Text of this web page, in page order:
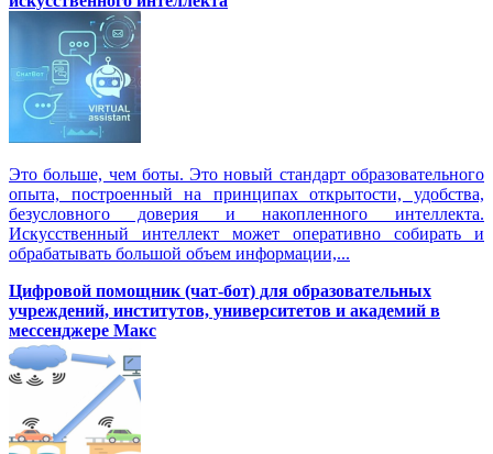
Это больше, чем боты. Это новый стандарт образовательного
опыта, построенный на принципах открытости, удобства,
безусловного доверия и накопленного интеллекта.
Искусственный интеллект может оперативно собирать и
обрабатывать большой объем информации,...
Цифровой помощник (чат-бот) для образовательных
учреждений, институтов, университетов и академий в
мессенджере Макс